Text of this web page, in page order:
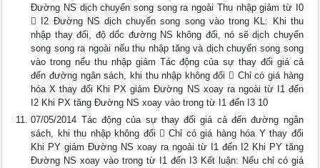
Đường NS dịch chuyển song song ra ngoài Thu nhập giảm từ I0
 I2 Đường NS dịch chuyển song song vào trong KL: Khi thu
nhập thay đổi, độ dốc đường NS không đổi, nó sẽ dịch chuyển
song song ra ngoài nếu thu nhập tăng và dịch chuyển song song
vào trong nếu thu nhập giảm Tác động của sự thay đổi giá cả
đến đường ngân sách, khi thu nhập không đổi  Chỉ có giá hàng
hóa X thay đổi Khi PX giảm Đường NS xoay ra ngoài từ I1 đến
I2 Khi PX tăng Đường NS xoay vào trong từ I1 đến I3 10
07/05/2014 Tác động của sự thay đổi giá cả đến đường ngân
sách, khi thu nhập không đổi  Chỉ có giá hàng hóa Y thay đổi
Khi PY giảm Đường NS xoay ra ngoài từ I1 đến I2 Khi PY tăng
Đường NS xoay vào trong từ I1 đến I3 Kết luận: Nếu chỉ có giá